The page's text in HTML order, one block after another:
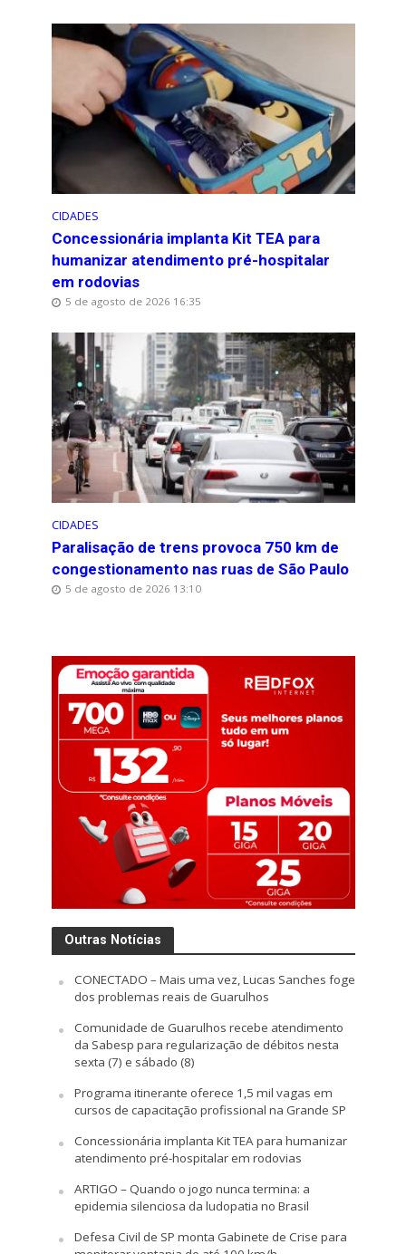
CIDADES
Concessionária implanta Kit TEA para
humanizar atendimento pré-hospitalar
em rodovias
5 de agosto de 2026 16:35
CIDADES
Paralisação de trens provoca 750 km de
congestionamento nas ruas de São Paulo
5 de agosto de 2026 13:10
Outras Notícias
CONECTADO – Mais uma vez, Lucas Sanches foge
dos problemas reais de Guarulhos
Comunidade de Guarulhos recebe atendimento
da Sabesp para regularização de débitos nesta
sexta (7) e sábado (8)
Programa itinerante oferece 1,5 mil vagas em
cursos de capacitação profissional na Grande SP
Concessionária implanta Kit TEA para humanizar
atendimento pré-hospitalar em rodovias
ARTIGO – Quando o jogo nunca termina: a
epidemia silenciosa da ludopatia no Brasil
Defesa Civil de SP monta Gabinete de Crise para